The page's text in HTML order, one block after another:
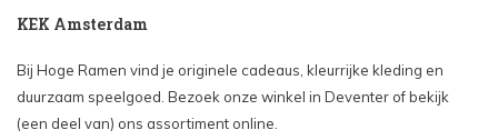
KEK Amsterdam
Bij Hoge Ramen vind je originele cadeaus, kleurrijke kleding en
duurzaam speelgoed. Bezoek onze winkel in Deventer of bekijk
(een deel van) ons assortiment online.